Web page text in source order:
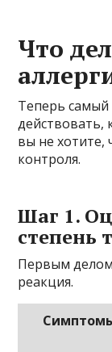
Что
Теперь самый
действовать,
вы не хотите,
контроля.
Шаг 1.
степень
Первым делом
реакция.